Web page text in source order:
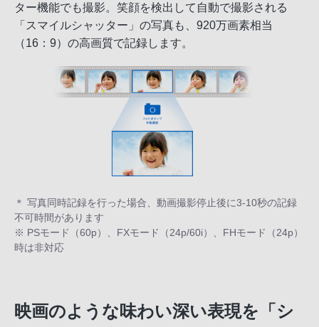
ター機能でも撮影。笑顔を検出して自動で撮影される
「スマイルシャッター」の写真も、920万画素相当
（16：9）の高画質で記録します。
＊ 写真同時記録を行った場合、動画撮影停止後に3-10秒の記録
不可時間があります
※ PSモード（60p）、FXモード（24p/60i）、FHモード（24p）
時は非対応
映画のような味わい深い表現を「シ